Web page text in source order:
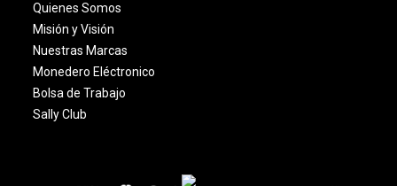
Quienes Somos
Misión y Visión
Nuestras Marcas
Monedero Eléctronico
Bolsa de Trabajo
Sally Club